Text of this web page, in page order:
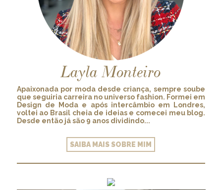
Layla Monteiro
Apaixonada por moda desde criança, sempre soube
que seguiria carreira no universo fashion. Formei em
Design de Moda e após intercâmbio em Londres,
voltei ao Brasil cheia de ideias e comecei meu blog.
Desde então já são 9 anos dividindo...
SAIBA MAIS SOBRE MIM